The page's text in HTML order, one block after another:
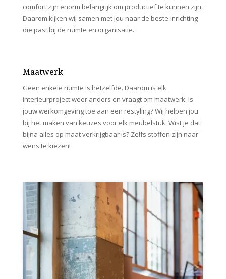
comfort zijn enorm belangrijk om productief te kunnen zijn.
Daarom kijken wij samen met jou naar de beste inrichting
die past bij de ruimte en organisatie.
Maatwerk
Geen enkele ruimte is hetzelfde. Daarom is elk
interieurproject weer anders en vraagt om maatwerk. Is
jouw werkomgeving toe aan een restyling? Wij helpen jou
bij het maken van keuzes voor elk meubelstuk. Wist je dat
bijna alles op maat verkrijgbaar is? Zelfs stoffen zijn naar
wens te kiezen!